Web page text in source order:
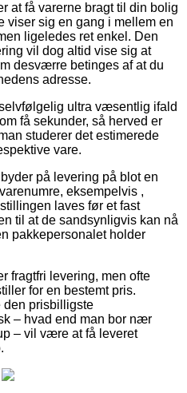
at få varerne bragt til din bolig
viser sig en gang i mellem en
ligeledes ret enkel. Den
vil dog altid vise sig at
desværre betinges af at du
adresse.
ultra væsentlig ifald
få sekunder, så herved er
studerer det estimerede
vare.
på levering på blot en
eksempelvis ,
laves før et fast
til at de sandsynligvis kan nå
pakkepersonalet holder
fragtfri levering, men ofte
for en bestemt pris.
prisbilligste
– hvad end man bor nær
– vil være at få leveret